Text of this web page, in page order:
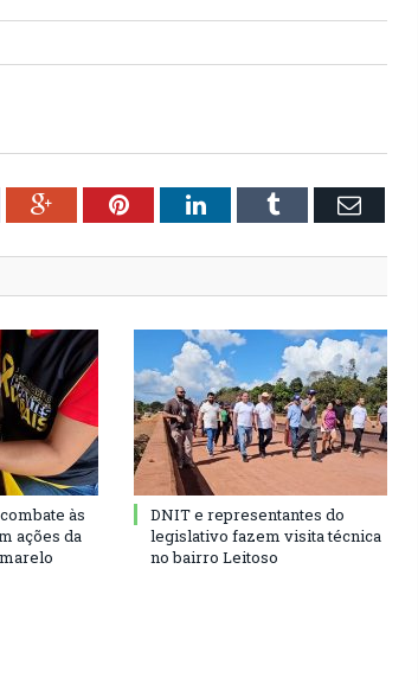
Google+PinterestLinkedInTumblr Email
às
ações da
DNIT e representantes do
legislativo fazem visita técnica
no bairro Leitoso